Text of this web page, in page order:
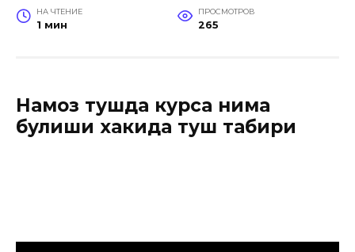
НА ЧТЕНИЕ
1 мин
ПРОСМОТРОВ
265
Намоз тушда курса нима
булиши хакида туш табири